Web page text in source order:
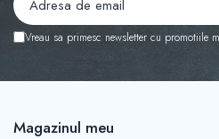
Vreau sa primesc newsletter cu promotiile
Magazinul meu